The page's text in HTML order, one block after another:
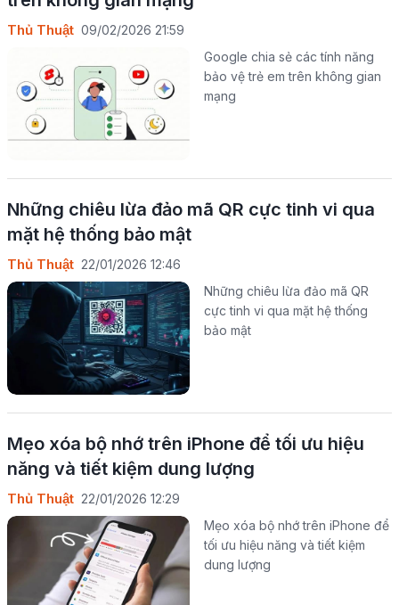
Thủ Thuật 09/02/2026 21:59
Google chia sẻ các tính năng
bảo vệ trẻ em trên không gian
mạng
Những chiêu lừa đảo mã QR cực tinh vi qua
mặt hệ thống bảo mật
Thủ Thuật 22/01/2026 12:46
Những chiêu lừa đảo mã QR
cực tinh vi qua mặt hệ thống
bảo mật
Mẹo xóa bộ nhớ trên iPhone để tối ưu hiệu
năng và tiết kiệm dung lượng
Thủ Thuật 22/01/2026 12:29
Mẹo xóa bộ nhớ trên iPhone để
tối ưu hiệu năng và tiết kiệm
dung lượng